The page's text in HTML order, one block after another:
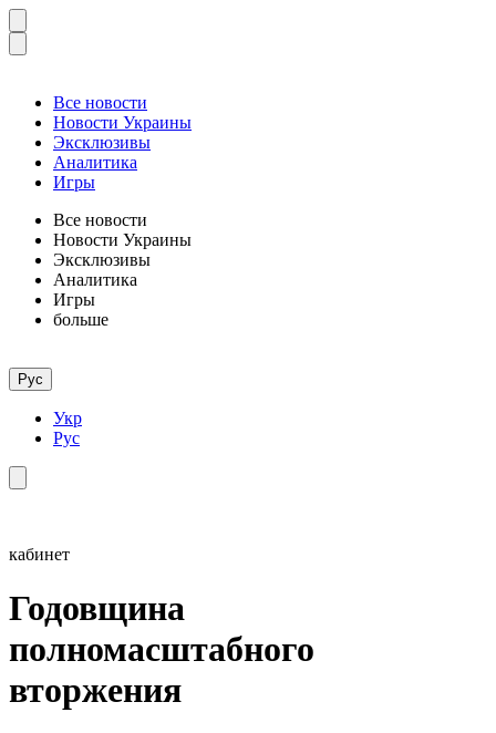
Все новости
Новости Украины
Эксклюзивы
Аналитика
Игры
Все новости
Новости Украины
Эксклюзивы
Аналитика
Игры
больше
Рус
Укр
Рус
кабинет
Годовщина
полномасштабного
вторжения